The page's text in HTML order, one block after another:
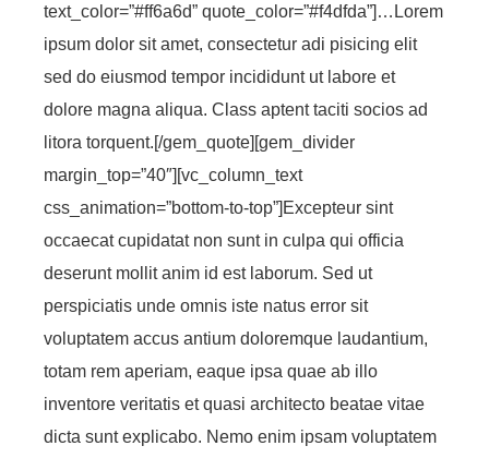
text_color=”#ff6a6d” quote_color=”#f4dfda”]…Lorem
ipsum dolor sit amet, consectetur adi pisicing elit
sed do eiusmod tempor incididunt ut labore et
dolore magna aliqua. Class aptent taciti socios ad
litora torquent.[/gem_quote][gem_divider
margin_top=”40″][vc_column_text
css_animation=”bottom-to-top”]Excepteur sint
occaecat cupidatat non sunt in culpa qui officia
deserunt mollit anim id est laborum. Sed ut
perspiciatis unde omnis iste natus error sit
voluptatem accus antium doloremque laudantium,
totam rem aperiam, eaque ipsa quae ab illo
inventore veritatis et quasi architecto beatae vitae
dicta sunt explicabo. Nemo enim ipsam voluptatem